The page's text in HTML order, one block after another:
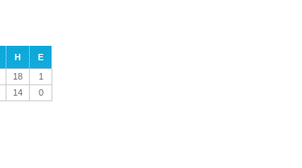
H
E
18
1
14 0